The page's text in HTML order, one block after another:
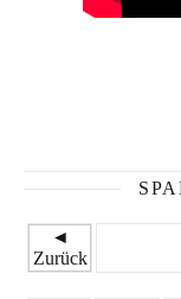
◄
Zurück